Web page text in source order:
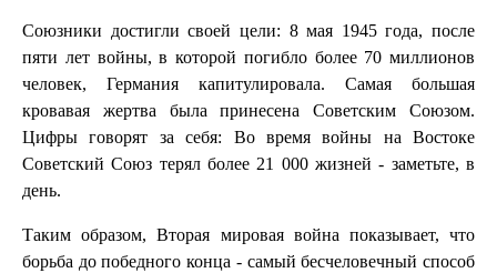
Союзники достигли своей цели: 8 мая 1945 года, после
пяти лет войны, в которой погибло более 70 миллионов
человек, Германия капитулировала. Самая большая
кровавая жертва была принесена Советским Союзом.
Цифры говорят за себя: Во время войны на Востоке
Советский Союз терял более 21 000 жизней - заметьте, в
день.
Таким образом, Вторая мировая война показывает, что
борьба до победного конца - самый бесчеловечный способ